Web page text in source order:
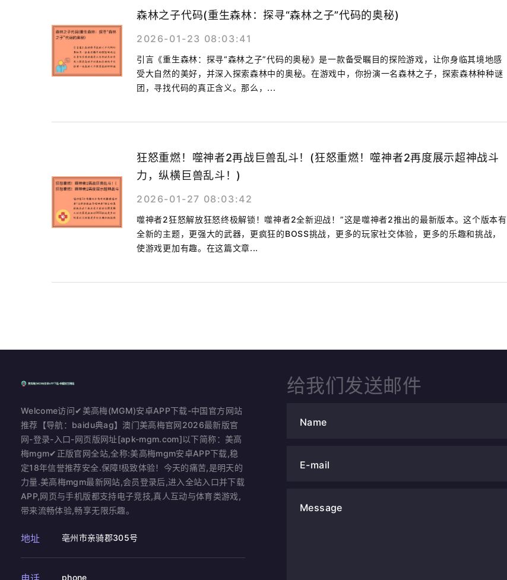
森林之子代码(重生森林：探寻“森林之子”代码的奥秘)
2026-01-23 08:03:41
引言《重生森林：探寻“森林之子”代码的奥秘》是一款备受瞩目的探险游戏，让你身临其境地感
受大自然的美好，并深入探索森林中的奥秘。在游戏中，你扮演一名森林之子，探索森林种种谜
团，寻找代码的真正含义。那么，...
狂怒重燃！噬神者2再战巨兽乱斗！(狂怒重燃！噬神者2再度展示超神战斗
力，纵横巨兽乱斗！)
2026-01-27 08:03:42
噬神者2狂怒解放狂怒终极解锁！噬神者2全新迎战！”这是噬神者2推出的最新版本。这个版本有
全新的主题，更强大的武器，更疯狂的BOSS挑战，更多的玩家社交体验，更多的乐趣和挑战，
使游戏更加有趣。在这篇文章...
Welcome访问✔美高梅(MGM)安卓APP下载-中国官方网站
推荐【导航：baidu典ag】澳门美高梅官网2026最新版官
网-登录-入口-网页版网址[apk-mgm.com]以下简称：美高
梅mgm✔正版官网全站,全称:美高梅mgm安卓APP下载,稳
定18年信誉推荐安全.保障!极致体验！今天的痛苦,是明天的
力量.美高梅mgm最新网站,会员登录后,进入全站入口并下载
APP,网页与手机版都支持电子竞技,真人互动与体育类游戏,
带来流畅体验,畅享无限乐趣。
地址 亳州市亲骑郡305号
phone
给我们发送邮件
Name
E-mail
Message